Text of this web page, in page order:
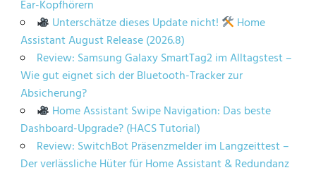
Ear-Kopfhörern
Unterschätze dieses Update nicht!
Home
Assistant August Release (2026.8)
Review: Samsung Galaxy SmartTag2 im Alltagstest –
Wie gut eignet sich der Bluetooth-Tracker zur
Absicherung?
Home Assistant Swipe Navigation: Das beste
Dashboard-Upgrade? (HACS Tutorial)
Review: SwitchBot Präsenzmelder im Langzeittest –
Der verlässliche Hüter für Home Assistant & Redundanz